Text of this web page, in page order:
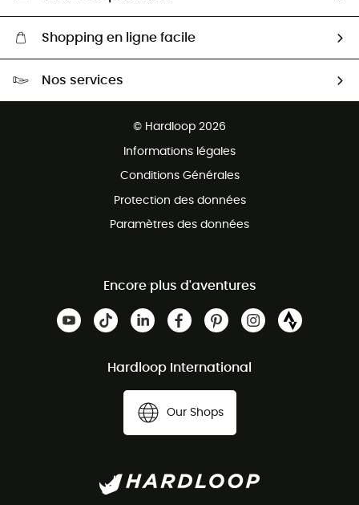
Shopping en ligne facile
Nos services
© Hardloop 2026
Informations légales
Conditions Générales
Protection des données
Paramètres des données
Encore plus d'aventures
Hardloop International
Our Shops